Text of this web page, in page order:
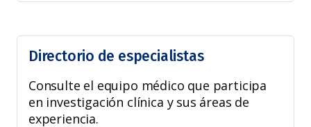
Directorio de especialistas
Consulte el equipo médico que participa
en investigación clínica y sus áreas de
experiencia.